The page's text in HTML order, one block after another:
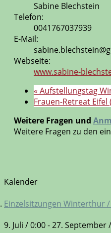
Sabine Blechstein
Telefon:
0041767037939
E-Mail:
Webseite:
www.sabine-
« Aufstellungstag
Frauen-Retreat Eifel
Weitere Fragen und
Weitere Fragen zu den
Kalender
Einzelsitzungen Winterthur /
9. Juli / 0:00-27. September